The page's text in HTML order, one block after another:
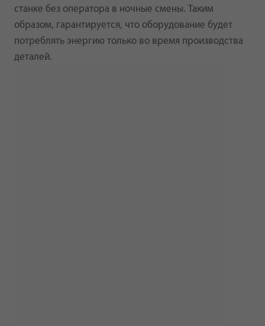
станке без оператора в ночные смены. Таким
образом, гарантируется, что оборудование будет
потреблять энергию только во время производства
деталей.